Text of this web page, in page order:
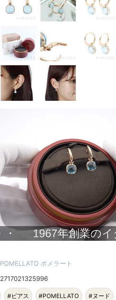
POMELLATO ポメラート
2717021325996
#ピアス #POMELLATO #ヌード